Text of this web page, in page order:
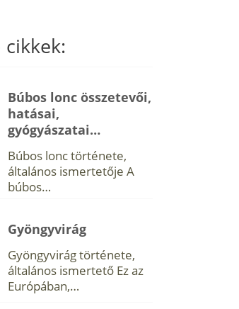
Búbos lonc összetevői,
hatásai,
gyógyászatai…
Búbos lonc története,
általános ismertetője A
búbos…
Gyöngyvirág
Gyöngyvirág története,
általános ismertető Ez az
Európában,…